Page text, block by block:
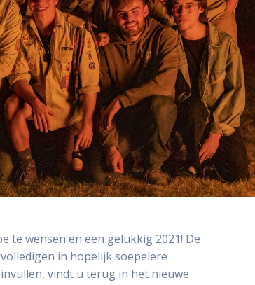
te wensen en een gelukkig 2021! De
in hopelijk soepelere
vindt u terug in het nieuwe